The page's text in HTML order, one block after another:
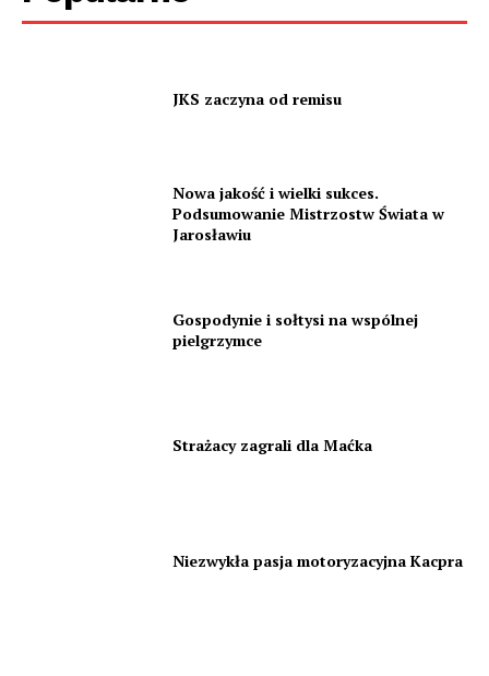
JKS zaczyna od remisu
Nowa jakość i wielki sukces.
Podsumowanie Mistrzostw Świata w
Jarosławiu
Gospodynie i sołtysi na wspólnej
pielgrzymce
Strażacy zagrali dla Maćka
Niezwykła pasja motoryzacyjna Kacpra